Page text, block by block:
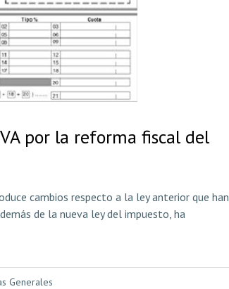
por la reforma fiscal del
cambios respecto a la ley anterior que han
de la nueva ley del impuesto, ha
Generales